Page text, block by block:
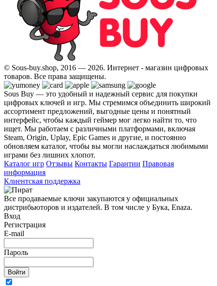
© Sous-buy.shop, 2016 — 2026. Интернет - магазин цифровых
товаров. Все права защищены.
Sous Buy — это удобный и надежный сервис для покупки
цифровых ключей и игр. Мы стремимся объединить широкий
ассортимент предложений, выгодные цены и понятный
интерфейс, чтобы каждый геймер мог легко найти то, что
ищет. Мы работаем с различными платформами, включая
Steam, Origin, Uplay, Epic Games и другие, и постоянно
обновляем каталог, чтобы вы могли наслаждаться любимыми
играми без лишних хлопот.
Каталог игр Отзывы Контакты Гарантии Правовая
информация
Клиентская поддержка
Все продаваемые ключи закупаются у официальных
дистрибьюторов и издателей. В том числе у Бука, Enaza.
Вход
Регистрация
E-mail
Пароль
Войти